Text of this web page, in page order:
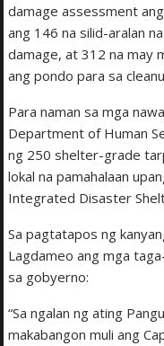
damage assessment
ang 146 na silid-aralan
damage, at 312 na may
ang pondo para sa
Para naman sa mga
Department of Human
ng 250 shelter-grade
lokal na pamahalaan
Integrated Disaster
Sa pagtatapos ng
Lagdameo ang mga
sa gobyerno:
“Sa ngalan ng ating
makabangon muli ang